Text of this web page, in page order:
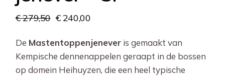
€279,50
Oorspronkelijke
was:
€ 279,50.
€240,00
Huidige
is:
€ 240,00.
De Mastentoppenjenever is gemaakt van
Kempische dennenappelen geraapt in de bossen
op domein Heihuyzen, die een heel typische